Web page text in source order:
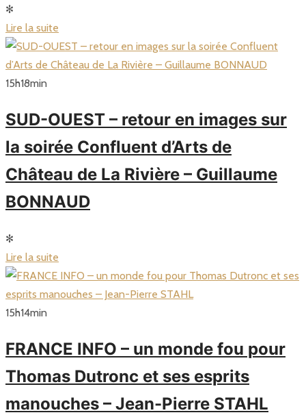
✻
Lire la suite
15h18min
SUD-OUEST – retour en images sur
la soirée Confluent d’Arts de
Château de La Rivière – Guillaume
BONNAUD
✻
Lire la suite
15h14min
FRANCE INFO – un monde fou pour
Thomas Dutronc et ses esprits
manouches – Jean-Pierre STAHL